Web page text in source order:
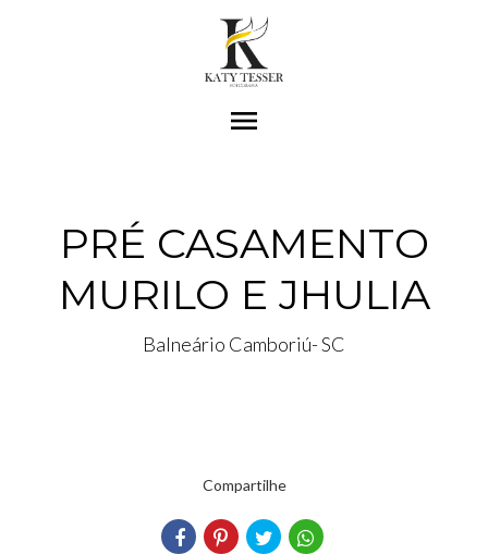
menu
PRÉ CASAMENTO
MURILO E JHULIA
Balneário Camboriú- SC
Compartilhe